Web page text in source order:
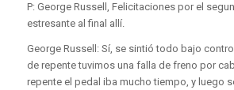
P: George Russell, Felicitaciones por el
estresante al final allí.
George Russell: Sí, se sintió todo bajo
de repente tuvimos una falla de freno por
repente el pedal iba mucho tiempo, y luego